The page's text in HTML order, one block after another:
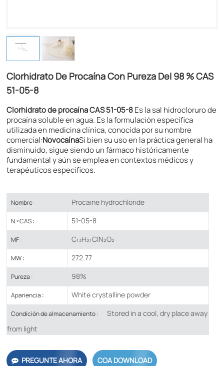
Clorhidrato De Procaína Con Pureza Del 98 % CAS
51-05-8
Clorhidrato de procaína CAS 51-05-8Es la sal hidrocloruro de
procaína soluble en agua. Es la formulación específica
utilizada en medicina clínica, conocida por su nombre
comercial:NovocaínaSi bien su uso en la práctica general ha
disminuido, sigue siendo un fármaco históricamente
fundamental y aún se emplea en contextos médicos y
terapéuticos específicos.
Nombre : Procaine hydrochloride
N.º CAS : 51-05-8
MF : ​C₁₃H₂₁ClN₂O₂
MW : 272.77
Pureza : 98%
Apariencia : White crystalline powder
Condición de almacenamiento :
Stored in a cool, dry place away
from light
PREGUNTE AHORA COA DOWNLOAD